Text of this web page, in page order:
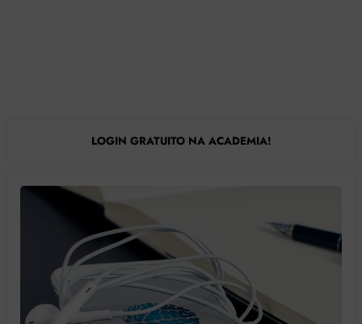
LOGIN GRATUITO NA ACADEMIA!